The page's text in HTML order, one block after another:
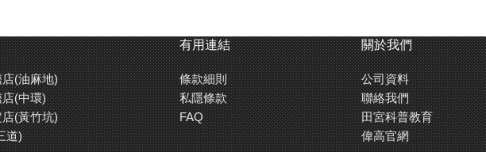
。
(油麻地)
(中環)
(黃竹坑)
道)
有用連結
條款細則
私隱條款
FAQ
關於我們
公司資料
聯絡我們
田宮科普教育
偉高官網